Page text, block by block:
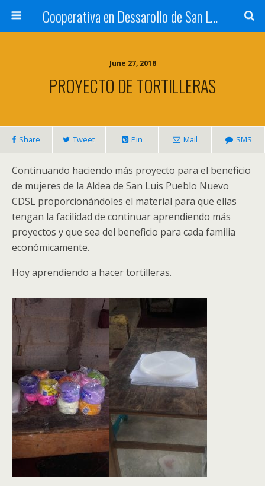
Cooperativa en Dessarollo de San Luis
June 27, 2018
PROYECTO DE TORTILLERAS
Share Tweet Pin Mail SMS
Continuando haciendo más proyecto para el beneficio
de mujeres de la Aldea de San Luis Pueblo Nuevo
CDSL proporcionándoles el material para que ellas
tengan la facilidad de continuar aprendiendo más
proyectos y que sea del beneficio para cada familia
económicamente.
Hoy aprendiendo a hacer tortilleras.